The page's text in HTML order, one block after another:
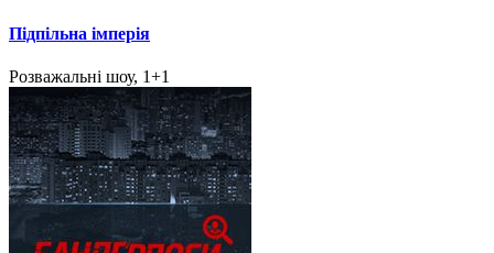
Підпільна імперія
Розважальні шоу, 1+1